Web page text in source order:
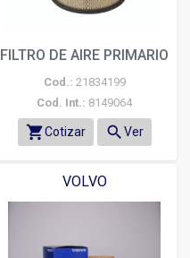
FILTRO DE AIRE PRIMARIO
Cod.: 21834199
Cod. Int.: 8149064
shopping_cartCotizar search Ver
VOLVO